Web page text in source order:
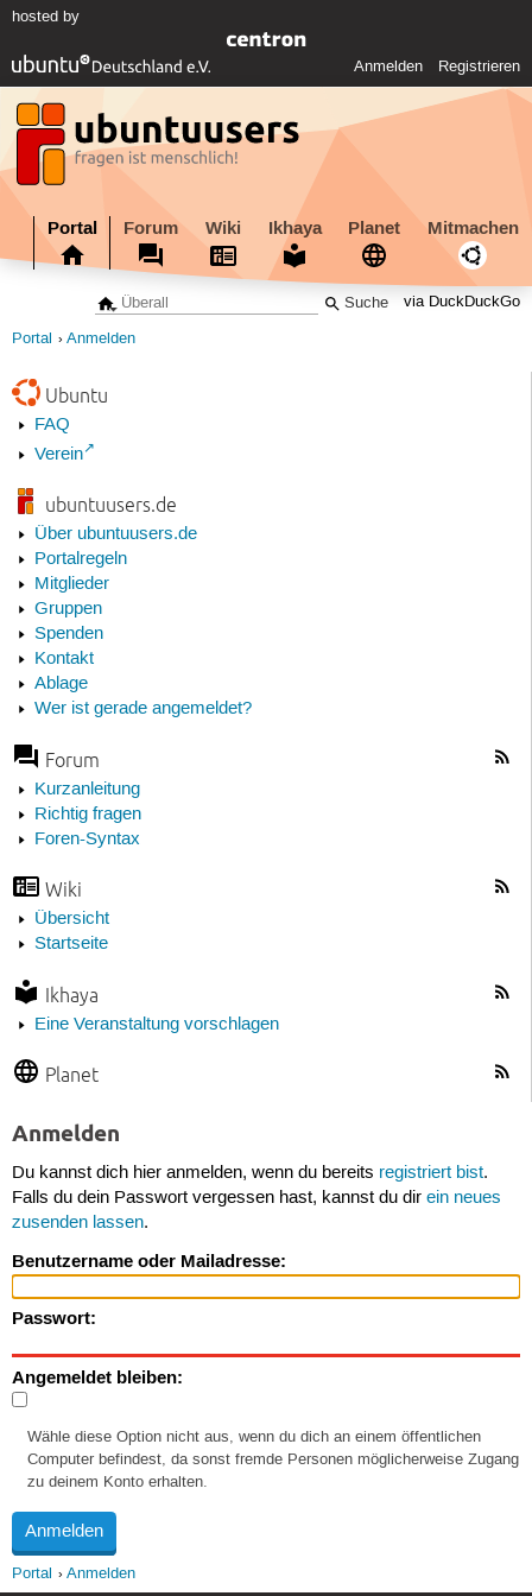
hosted by
Anmelden Registrieren
Portal Forum Wiki Ikhaya Planet Mitmachen
via DuckDuckGo
Portal Anmelden
Ubuntu
FAQ
Verein
ubuntuusers.de
Über ubuntuusers.de
Portalregeln
Mitglieder
Gruppen
Spenden
Kontakt
Ablage
Wer ist gerade angemeldet?
Forum
Kurzanleitung
Richtig fragen
Foren-Syntax
Wiki
Übersicht
Startseite
Ikhaya
Eine Veranstaltung vorschlagen
Planet
Anmelden
Du kannst dich hier anmelden, wenn du bereits registriert bist.
Falls du dein Passwort vergessen hast, kannst du dir ein neues
zusenden lassen.
Benutzername oder Mailadresse:
Passwort:
Angemeldet bleiben:
Wähle diese Option nicht aus, wenn du dich an einem öffentlichen
Computer befindest, da sonst fremde Personen möglicherweise Zugang
zu deinem Konto erhalten.
Portal Anmelden